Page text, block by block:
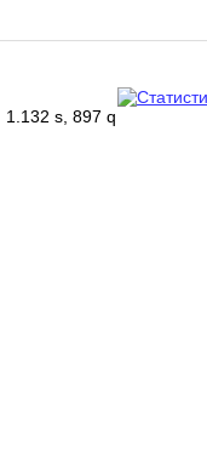
1.132 s, 897 q